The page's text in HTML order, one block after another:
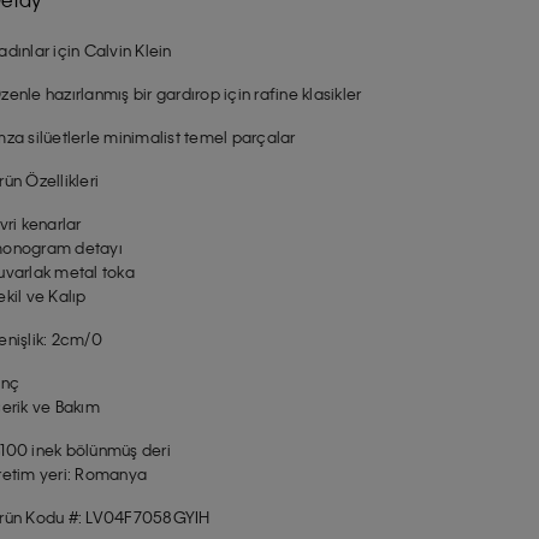
için Calvin Klein
hazırlanmış bir gardırop için rafine klasikler
silüetlerle minimalist temel parçalar
Özellikleri
kenarlar
detayı
metal toka
ve Kalıp
2cm/0
ve Bakım
inek bölünmüş deri
yeri: Romanya
Kodu #: LV04F7058GYIH